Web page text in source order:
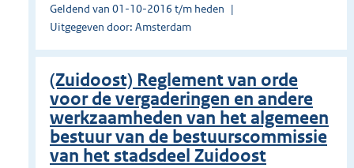
Geldend van 01-10-2016 t/m heden
Uitgegeven door: Amsterdam
(Zuidoost) Reglement van orde
voor de vergaderingen en andere
werkzaamheden van het algemeen
bestuur van de bestuurscommissie
van het stadsdeel Zuidoost